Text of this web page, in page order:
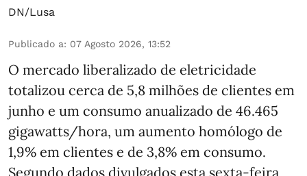
DN/Lusa
Publicado a: 07 Agosto 2026, 13:52
O mercado liberalizado de eletricidade
totalizou cerca de 5,8 milhões de clientes em
junho e um consumo anualizado de 46.465
gigawatts/hora, um aumento homólogo de
1,9% em clientes e de 3,8% em consumo.
Segundo dados divulgados esta sexta-feira